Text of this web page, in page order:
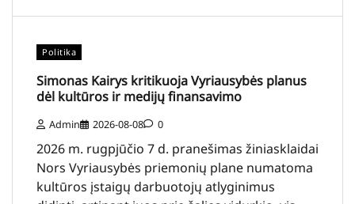
Politika
Simonas Kairys kritikuoja Vyriausybės planus
dėl kultūros ir medijų finansavimo
Admin 2026-08-08 0
2026 m. rugpjūčio 7 d. pranešimas žiniasklaidai
Nors Vyriausybės priemonių plane numatoma
kultūros įstaigų darbuotojų atlyginimus